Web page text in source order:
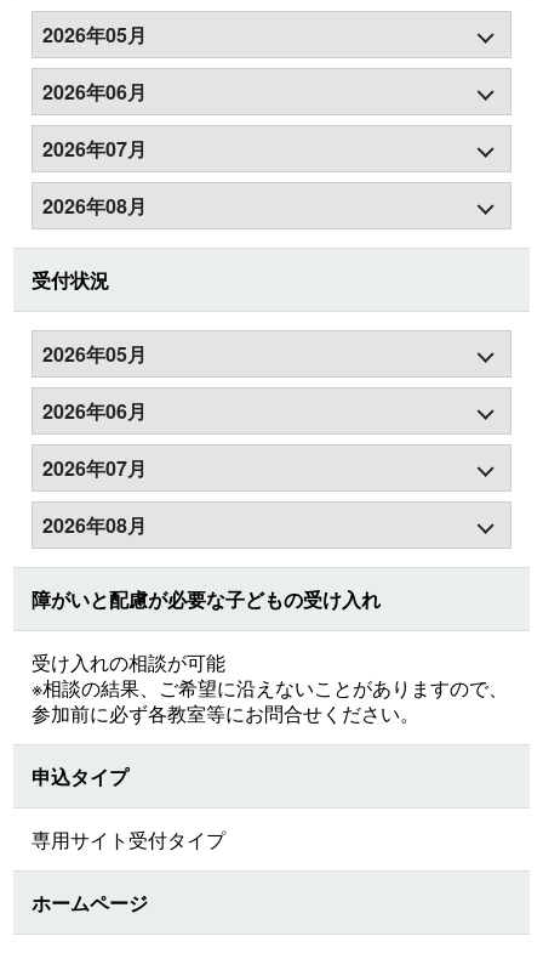
2026年05月
2026年06月
2026年07月
2026年08月
受付状況
2026年05月
2026年06月
2026年07月
2026年08月
障がいと配慮が必要な子どもの受け入れ
受け入れの相談が可能
※相談の結果、ご希望に沿えないことがありますので、
参加前に必ず各教室等にお問合せください。
申込タイプ
専用サイト受付タイプ
ホームページ